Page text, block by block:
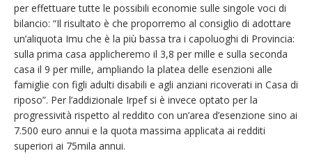
per effettuare tutte le possibili economie sulle singole voci di
bilancio: “Il risultato è che proporremo al consiglio di adottare
un’aliquota Imu che è la più bassa tra i capoluoghi di Provincia:
sulla prima casa applicheremo il 3,8 per mille e sulla seconda
casa il 9 per mille, ampliando la platea delle esenzioni alle
famiglie con figli adulti disabili e agli anziani ricoverati in Casa di
riposo”. Per l’addizionale Irpef si è invece optato per la
progressività rispetto al reddito con un’area d’esenzione sino ai
7.500 euro annui e la quota massima applicata ai redditi
superiori ai 75mila annui.